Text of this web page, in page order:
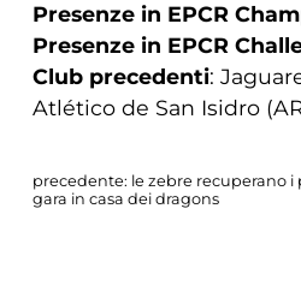
Presenze in EPCR
Presenze in EPCR
Club precedenti:
Atlético de San Isidro
precedente: le zebre recuperano i
gara in casa dei dragons